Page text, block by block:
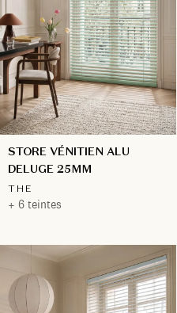
STORE VÉNITIEN ALU
DELUGE 25MM
THE
+ 6 teintes